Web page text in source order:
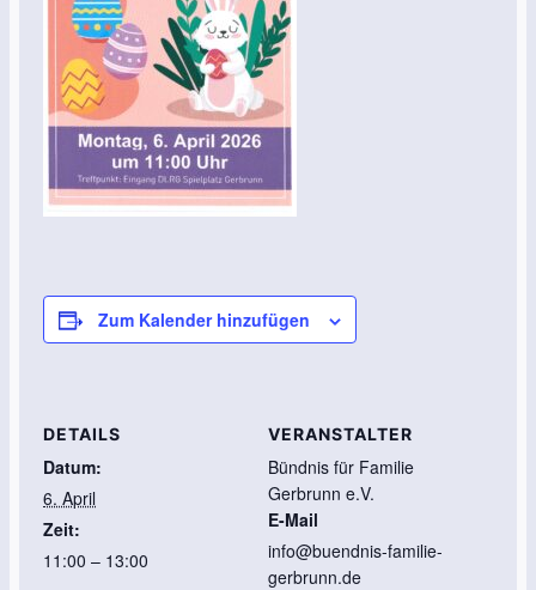
Zum Kalender hinzufügen
DETAILS
Datum:
6. April
Zeit:
11:00 – 13:00
VERANSTALTER
Bündnis für Familie
Gerbrunn e.V.
E-Mail
info@buendnis-familie-
gerbrunn.de